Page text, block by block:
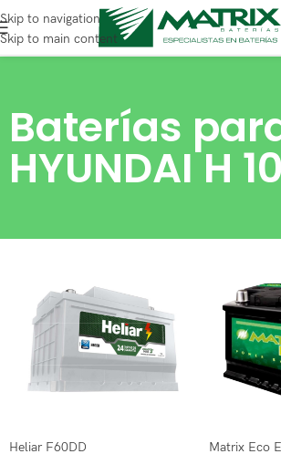
Skip to navigation
Skip to main content
Baterías
HYUNDAI H
Heliar F60DD Matrix Eco